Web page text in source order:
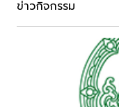
ข่าวกิจกรรม